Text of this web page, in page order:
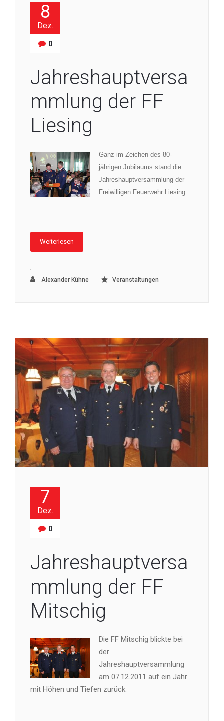
8
Dez.
0
Jahreshauptversa
mmlung der FF
Liesing
Ganz im Zeichen des 80-
jährigen Jubiläums stand die
Jahreshauptversammlung der
Freiwilligen Feuerwehr Liesing.
Weiterlesen
Alexander Kühne Veranstaltungen
7
Dez.
0
Jahreshauptversa
mmlung der FF
Mitschig
Die FF Mitschig blickte bei
der
Jahreshauptversammlung
am 07.12.2011 auf ein Jahr
mit Höhen und Tiefen zurück.